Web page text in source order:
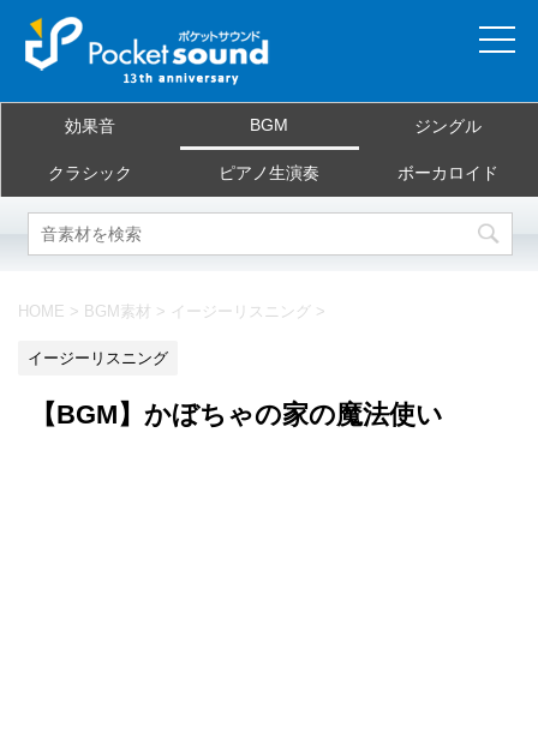
当サイトについて
ご利用規約
お問合せ
効果音 BGM ジングル
クラシック ピアノ生演奏 ボーカロイド
HOME > BGM素材 > イージーリスニング >
イージーリスニング
【BGM】かぼちゃの家の魔法使い